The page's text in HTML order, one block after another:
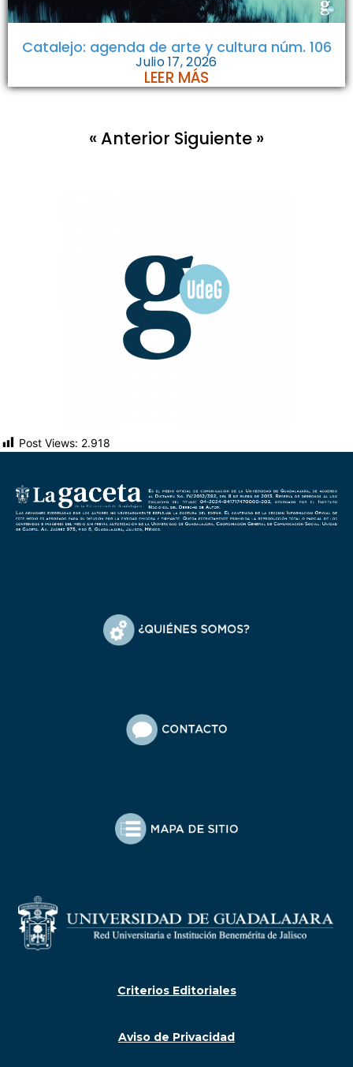
Catalejo: agenda de arte y cultura núm. 106
Julio 17, 2026
LEER MÁS
« Anterior Siguiente »
Post Views: 2.918
Criterios Editoriales
Aviso de Privacidad